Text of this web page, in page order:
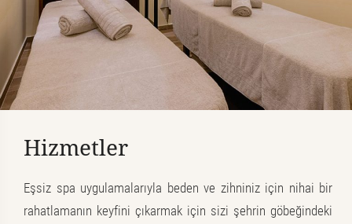
Hizmetler
Eşsiz spa uygulamalarıyla beden ve zihniniz için nihai bir
rahatlamanın keyfini çıkarmak için sizi şehrin göbeğindeki